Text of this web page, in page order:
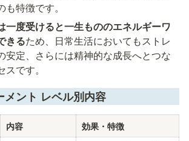
特徴です。
一度受けると一生もののエネルギーワ
きるため、日常生活においてもストレ
安定、さらには精神的な成長へとつな
です。
メント レベル別内容
内容 効果・特徴